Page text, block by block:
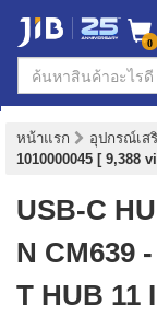
0
หน้าแรก อุปกรณ์เส
1010000045 [ 9,388
USB-C
N CM639
T HUB 11